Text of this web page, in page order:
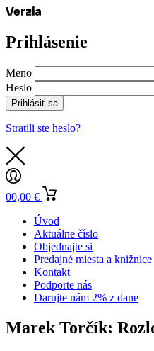
Prihlásenie
Meno
Heslo
Prihlásiť sa
Stratili ste heslo?
00,00 €
Úvod
Aktuálne číslo
Objednajte si
Predajné miesta a knižnice
Kontakt
Podporte nás
Darujte nám 2% z dane
Marek Torčík: